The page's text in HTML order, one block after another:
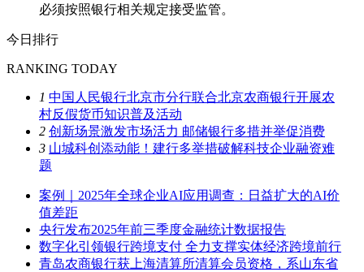
必须按照银行相关规定接受监管。
今日排行
RANKING TODAY
1 中国人民银行北京市分行联合北京农商银行开展农
村反假货币知识普及活动
2 创新场景激发市场活力 邮储银行多措并举促消费
3 山城科创添动能！建行多举措破解科技企业融资难
题
案例｜2025年全球企业AI应用调查：日益扩大的AI价
值差距
央行发布2025年前三季度金融统计数据报告
数字化引领银行跨境支付 全力支撑实体经济跨境前行
青岛农商银行获上海清算所清算会员资格，系山东省